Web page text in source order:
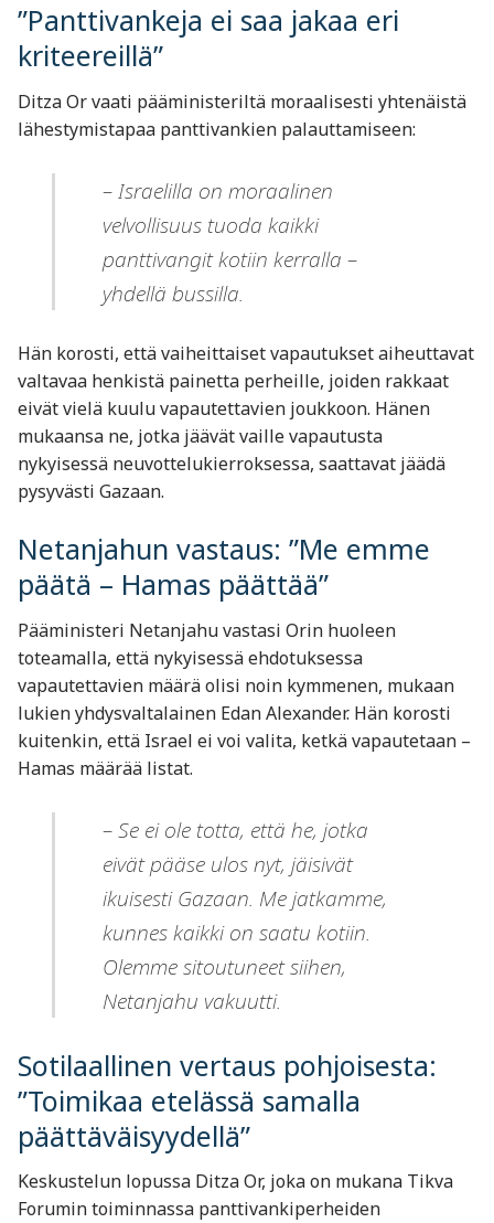
”Panttivankeja ei saa jakaa eri
kriteereillä”
Ditza Or vaati pääministeriltä moraalisesti yhtenäistä
lähestymistapaa panttivankien palauttamiseen:
– Israelilla on moraalinen
velvollisuus tuoda kaikki
panttivangit kotiin kerralla –
yhdellä bussilla.
Hän korosti, että vaiheittaiset vapautukset aiheuttavat
valtavaa henkistä painetta perheille, joiden rakkaat
eivät vielä kuulu vapautettavien joukkoon. Hänen
mukaansa ne, jotka jäävät vaille vapautusta
nykyisessä neuvottelukierroksessa, saattavat jäädä
pysyvästi Gazaan.
Netanjahun vastaus: ”Me emme
päätä – Hamas päättää”
Pääministeri Netanjahu vastasi Orin huoleen
toteamalla, että nykyisessä ehdotuksessa
vapautettavien määrä olisi noin kymmenen, mukaan
lukien yhdysvaltalainen Edan Alexander. Hän korosti
kuitenkin, että Israel ei voi valita, ketkä vapautetaan –
Hamas määrää listat.
– Se ei ole totta, että he, jotka
eivät pääse ulos nyt, jäisivät
ikuisesti Gazaan. Me jatkamme,
kunnes kaikki on saatu kotiin.
Olemme sitoutuneet siihen,
Netanjahu vakuutti.
Sotilaallinen vertaus pohjoisesta:
”Toimikaa etelässä samalla
päättäväisyydellä”
Keskustelun lopussa Ditza Or, joka on mukana Tikva
Forumin toiminnassa panttivankiperheiden